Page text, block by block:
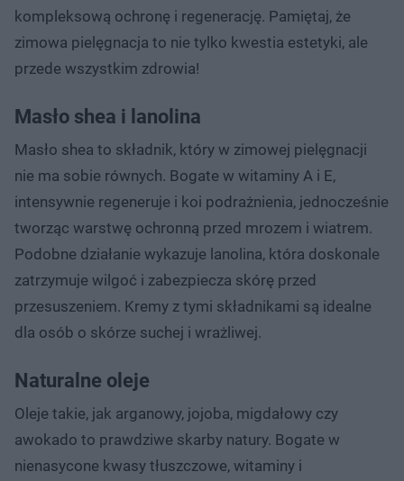
kompleksową ochronę i regenerację. Pamiętaj, że
zimowa pielęgnacja to nie tylko kwestia estetyki, ale
przede wszystkim zdrowia!
Masło shea i lanolina
Masło shea to składnik, który w zimowej pielęgnacji
nie ma sobie równych. Bogate w witaminy A i E,
intensywnie regeneruje i koi podrażnienia, jednocześnie
tworząc warstwę ochronną przed mrozem i wiatrem.
Podobne działanie wykazuje lanolina, która doskonale
zatrzymuje wilgoć i zabezpiecza skórę przed
przesuszeniem. Kremy z tymi składnikami są idealne
dla osób o skórze suchej i wrażliwej.
Naturalne oleje
Oleje takie, jak arganowy, jojoba, migdałowy czy
awokado to prawdziwe skarby natury. Bogate w
nienasycone kwasy tłuszczowe, witaminy i